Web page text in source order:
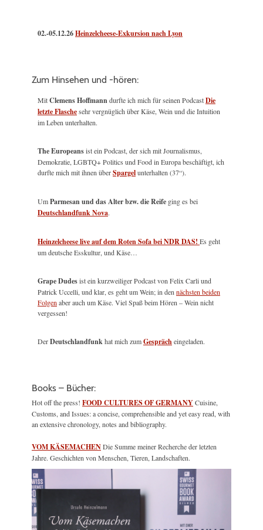
02.-05.12.26Heinzelcheese-Exkursion nach Lyon
Zum Hinsehen und -hören:
MitClemens Hoffmanndurfte ich mich für seinen PodcastDie
letzte Flaschesehr vergnüglich über Käse, Wein und die Intuition
im Leben unterhalten.
The Europeansist ein Podcast, der sich mit Journalismus,
Demokratie, LGBTQ+ Politics und Food in Europa beschäftigt, ich
durfte mich mit ihnen überSpargelunterhalten (37“).
UmParmesan und das Alter bzw. die Reife ging es bei
Deutschlandfunk Nova.
Heinzelcheese live auf dem Roten Sofa bei NDR DAS! Es geht
um deutsche Esskultur, und Käse…
Grape Dudesist ein kurzweiliger Podcast von Felix Carli und
Patrick Uccelli, und klar, es geht um Wein; in den nächsten beiden
Folgen aber auch um Käse. Viel Spaß beim Hören – Wein nicht
vergessen!
DerDeutschlandfunkhat mich zumGesprächeingeladen.
Books – Bücher:
Hot off the press! FOOD CULTURES OF GERMANYCuisine,
Customs, and Issues: a concise, comprehensible and yet easy read, with
an extensive chronology, notes and bibliography.
VOM KÄSEMACHENDie Summe meiner Recherche der letzten
Jahre. Geschichten von Menschen, Tieren, Landschaften.